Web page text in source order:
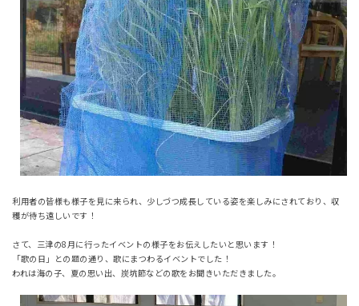
利用者の皆様も様子を見に来られ、少しづつ成長している姿を楽しみにされており、収
穫が待ち遠しいです！
さて、三津の8月に行ったイベントの様子をお伝えしたいと思います！
「歌の日」との題の通り、歌にまつわるイベントでした！
われは海の子、夏の思い出、炭坑節などの歌をお聞きいただきました。